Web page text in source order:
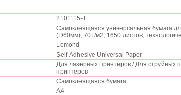
2101115-T
Самоклеящаяся универсальная бумага
(D60мм), 70 г/м2, 1650 листов,
Lomond
Self-Adhesive Universal Paper
Для лазерных принтеров / Для струйных
принтеров
Самоклеящаяся бумага
A4